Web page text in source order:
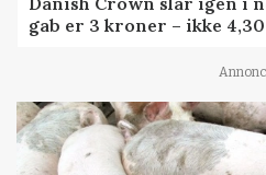
gab er 3 kroner – ikke 4,30